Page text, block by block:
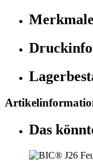
Merkmale
Das